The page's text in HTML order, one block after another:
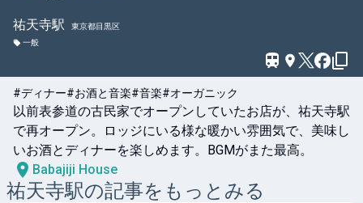
祐天寺駅
東京都目黒区
一般
#ディナー#お酒と音楽#音楽#オーガニック
以前表参道の古民家でオープンしていたお店が、祐天寺駅
で再オープン。ロッジにいる様な暖かい雰囲気で、美味し
いお酒とディナーを楽しめます。BGMがまた最高。
Babajiji House
祐天寺駅の記事をもっとみる